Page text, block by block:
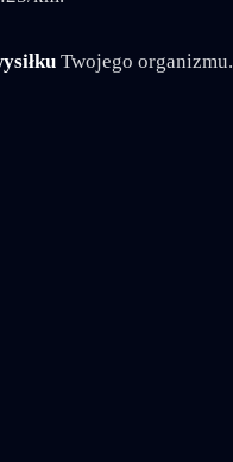
Twojego organizmu.